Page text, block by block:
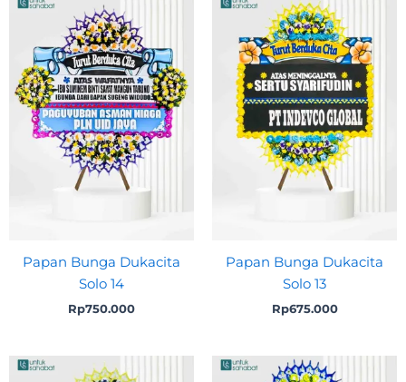
Papan Bunga Dukacita
Solo 14
Rp750.000
Papan Bunga Dukacita
Solo 13
Rp675.000